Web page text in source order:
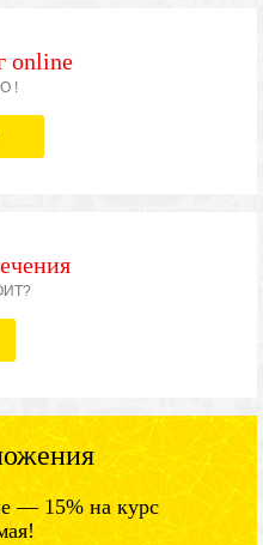
online
!
— 15% на курс